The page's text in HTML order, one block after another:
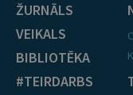
ŽURNĀLS
VEIKALS
BIBLIOTĒKA
#TEIRDARBS